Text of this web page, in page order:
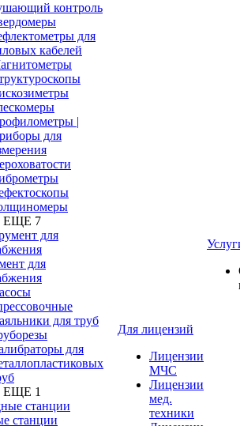
контроль
для
кабелей
|
для
ЕЩЕ 7
для
для труб
для
ЕЩЕ 1
станции
Для лицензий
Лицензии
МЧС
Лицензии
мед.
техники